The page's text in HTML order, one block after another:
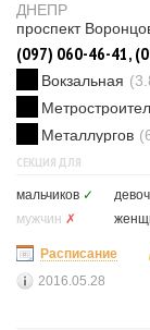
ДНЕПР
проспект
(097) 060-46-41,
Вокзальная
Металлургов
СЕКЦИЯ ДЛЯ
мальчиков ✓
мужчин ✗
Расписание
2016.05.28